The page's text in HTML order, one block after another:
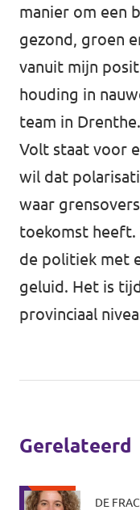
manier om een
gezond, groen
vanuit mijn
houding in
team in
Volt staat voor
wil dat
waar
toekomst
de politiek met
geluid. Het is
provinciaal
Gerelateerd
DE